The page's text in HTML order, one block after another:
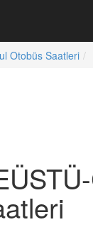
Otobüs Saatleri